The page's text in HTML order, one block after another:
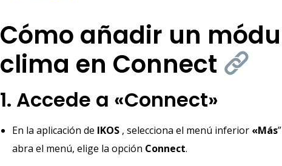
Cómo añadir un
clima en Connect
1. Accede a «Connect»
En la aplicación de IKOS , selecciona el menú inferior «Más
abra el menú, elige la opción Connect.